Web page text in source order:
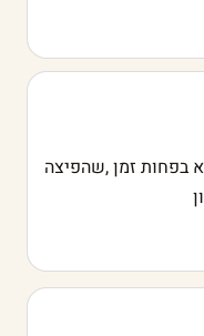
בפחות זמן ,שהפיצה